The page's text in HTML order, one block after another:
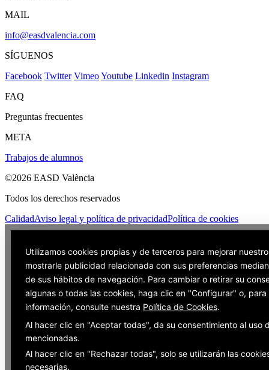
MAIL
info@easdvalencia.com
SÍGUENOS
Facebook Twitter VimeoYoutube Linkedin Instagram
FAQ
Preguntas frecuentes
META
Trabajos de alumnos
©2026 EASD València
Todos los derechos reservados
CalidadAviso legal y política de privacidadPolítica de cookies
Utilizamos cookies propias y de terceros para mejorar
mostrarle publicidad relacionada con sus preferencias
de sus hábitos de navegación. Para cambiar o retirar su
algunas o todas las cookies, haga clic en "Configurar" o, para
información, consulte nuestra Política de Cookies.
Al hacer clic en "Aceptar todas", da su consentimiento al uso
mencionadas.
Al hacer clic en "Rechazar todas", solo se utilizarán las
necesarias.